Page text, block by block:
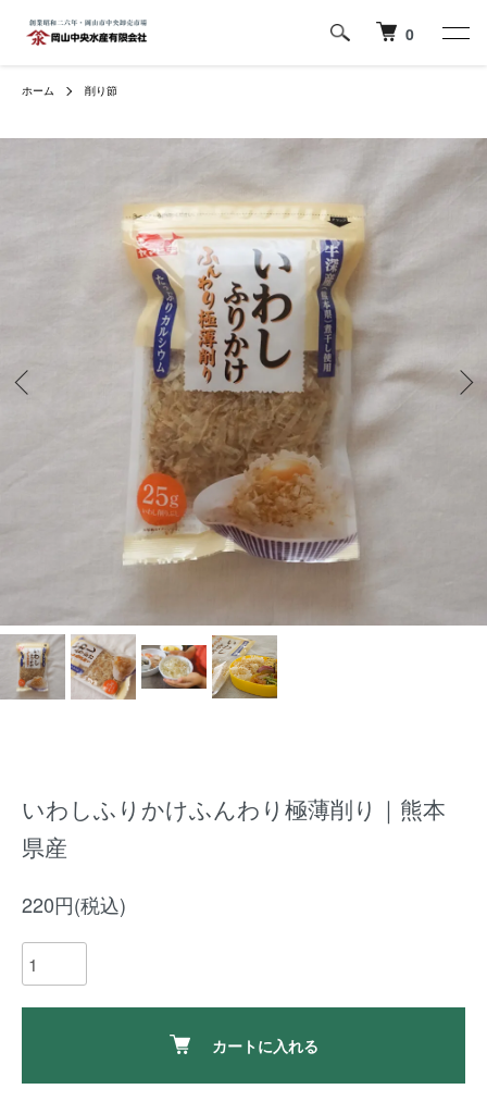
0
ホーム 削り節
いわしふりかけふんわり極薄削り｜熊本
県産
220円(税込)
カートに入れる